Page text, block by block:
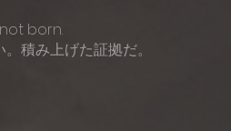
born.
積み上げた証拠だ。